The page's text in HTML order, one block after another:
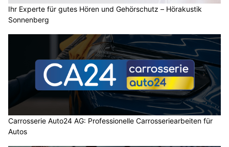
Ihr Experte für gutes Hören und Gehörschutz – Hörakustik
Sonnenberg
Carrosserie Auto24 AG: Professionelle Carrosseriearbeiten für
Autos